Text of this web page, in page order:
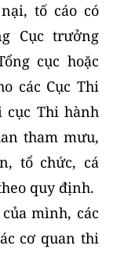
tố cáo có
Cục trưởng
cục hoặc
các Cục Thi
cục Thi hành
tham mưu,
tổ chức, cá
quy định.
mình, các
cơ quan thi